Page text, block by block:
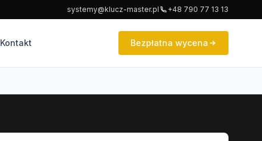
systemy@klucz-master.pl +48 790 77 13 13
Kontakt Bezpłatna wycena